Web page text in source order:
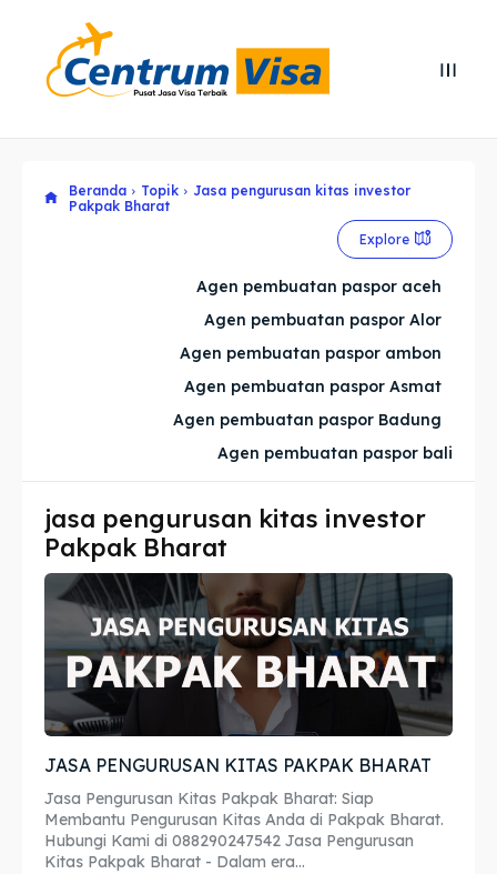
Explore our destinations
Imta
Legalisir
Apostille
Penerjemah
Asuransi
Explore our destinations
Imta
Legalisir
Apostille
Penerjemah
Asuransi
Beranda Topik
Jasa pengurusan kitas investor
Pakpak Bharat
Explore
Agen pembuatan paspor aceh
Agen pembuatan paspor Alor
Agen pembuatan paspor ambon
Agen pembuatan paspor Asmat
Agen pembuatan paspor Badung
Agen pembuatan paspor bali
jasa pengurusan kitas investor
Pakpak Bharat
JASA PENGURUSAN KITAS PAKPAK BHARAT
Jasa Pengurusan Kitas Pakpak Bharat: Siap
Membantu Pengurusan Kitas Anda di Pakpak Bharat.
Hubungi Kami di 088290247542 Jasa Pengurusan
Kitas Pakpak Bharat - Dalam era...